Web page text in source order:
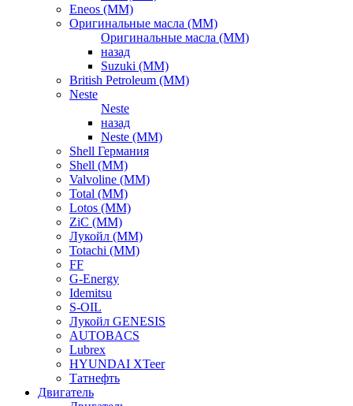
Eneos (ММ)
Оригинальные масла (ММ)
Оригинальные масла (ММ)
назад
Suzuki (ММ)
British Petroleum (ММ)
Neste
Neste
назад
Neste (ММ)
Shell Германия
Shell (ММ)
Valvoline (ММ)
Total (ММ)
Lotos (ММ)
ZiC (ММ)
Лукойл (ММ)
Totachi (MM)
FF
G-Energy
Idemitsu
S-OIL
Лукойл GENESIS
AUTOBACS
Lubrex
HYUNDAI XTeer
Татнефть
Двигатель